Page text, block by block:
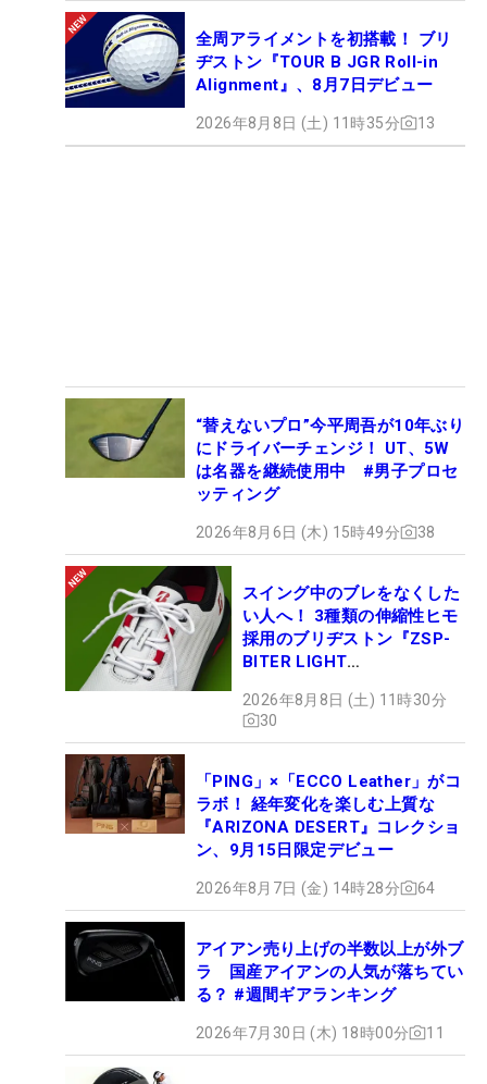
全周アライメントを初搭載！ ブリ
ヂストン『TOUR B JGR Roll-in
Alignment』、8月7日デビュー
2026年8月8日 (土) 11時35分 13
“替えないプロ”今平周吾が10年ぶり
にドライバーチェンジ！ UT、5W
は名器を継続使用中 #男子プロセ
ッティング
2026年8月6日 (木) 15時49分 38
スイング中のブレをなくした
い人へ！ 3種類の伸縮性ヒモ
採用のブリヂストン『ZSP-
BITER LIGHT
ュー
2026年8月8日 (土) 11時30分
30
「PING」×「ECCO Leather」がコ
ラボ！ 経年変化を楽しむ上質な
『ARIZONA DESERT』コレクショ
ン、9月15日限定デビュー
2026年8月7日 (金) 14時28分 64
アイアン売り上げの半数以上が外ブ
ラ 国産アイアンの人気が落ちてい
る？ #週間ギアランキング
2026年7月30日 (木) 18時00分 11